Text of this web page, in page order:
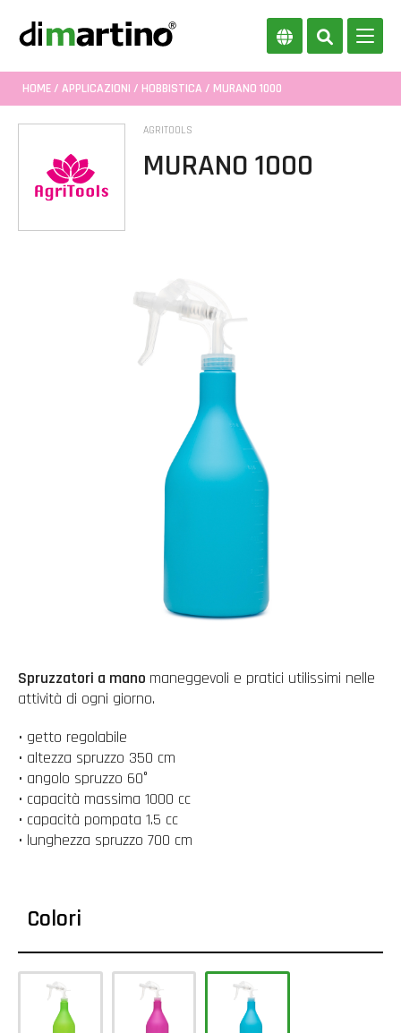
HOME/ APPLICAZIONI / HOBBISTICA / MURANO 1000
AGRITOOLS
MURANO 1000
Spruzzatori a mano maneggevoli e pratici utilissimi nelle
attività di ogni giorno.
• getto regolabile
• altezza spruzzo 350 cm
• angolo spruzzo 60°
• capacità massima 1000 cc
• capacità pompata 1.5 cc
• lunghezza spruzzo 700 cm
Colori